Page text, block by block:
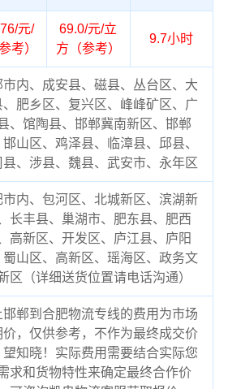
元/
考）
69.0/元/立
方（参考）
9.7小时
市内、成安县、磁县、丛台区、大
、肥乡区、复兴区、峰峰矿区、广
、馆陶县、邯郸冀南新区、邯郸
邯山区、鸡泽县、临漳县、邱县、
县、涉县、魏县、武安市、永年区
市内、包河区、北城新区、滨湖新
长丰县、巢湖市、肥东县、肥西
高新区、开发区、庐江县、庐阳
蜀山区、高新区、瑶海区、政务文
区（详细送货位置请电话沟通）
邯郸到合肥物流专线的费用为市场
价，仅供参考，不作为最终成交价
望知晓！实际费用需要结合实际您
求和货物特性来确定最终合作价